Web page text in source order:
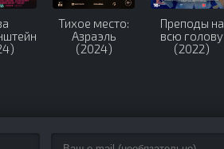
Тихое место:
Азраэль
(2024)
Преподы на
всю голову
(2022)